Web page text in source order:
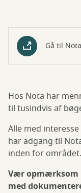
Gå til Nota
Hos Nota har
til tusindvis af
Alle med
har adgang til
inden for området.
Vær opmærksom
med